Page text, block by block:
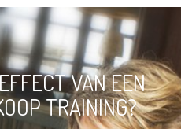
VAN EEN
TRAINING?